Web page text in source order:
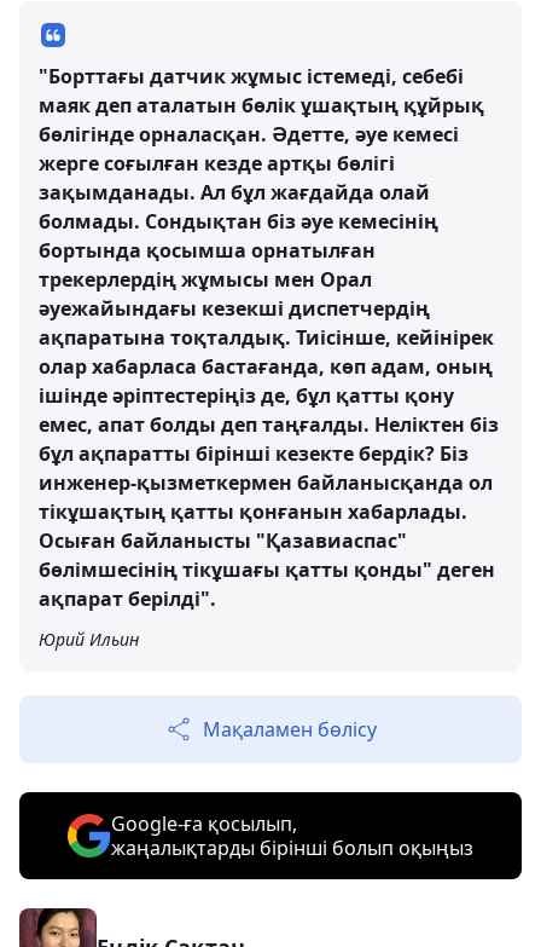
"Борттағы датчик жұмыс істемеді, себебі
маяк деп аталатын бөлік ұшақтың құйрық
бөлігінде орналасқан. Әдетте, әуе кемесі
жерге соғылған кезде артқы бөлігі
зақымданады. Ал бұл жағдайда олай
болмады. Сондықтан біз әуе кемесінің
бортында қосымша орнатылған
трекерлердің жұмысы мен Орал
әуежайындағы кезекші диспетчердің
ақпаратына тоқталдық. Тиісінше, кейінірек
олар хабарласа бастағанда, көп адам, оның
ішінде әріптестеріңіз де, бұл қатты қону
емес, апат болды деп таңғалды. Неліктен біз
бұл ақпаратты бірінші кезекте бердік? Біз
инженер-қызметкермен байланысқанда ол
тікұшақтың қатты қонғанын хабарлады.
Осыған байланысты "Қазавиаспас"
бөлімшесінің тікұшағы қатты қонды" деген
ақпарат берілді".
Юрий Ильин
Мақаламен бөлісу
Google-ға қосылып,
жаңалықтарды бірінші болып оқыңыз